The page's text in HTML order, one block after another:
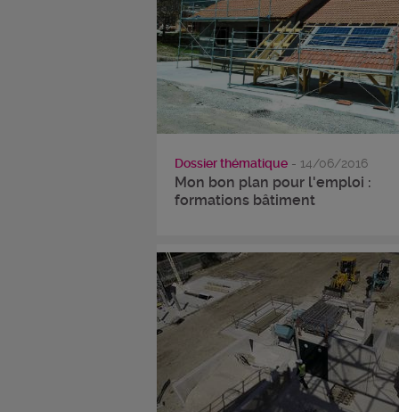
Dossier thématique - 14/06/2016
Mon bon plan pour l'emploi :
formations bâtiment